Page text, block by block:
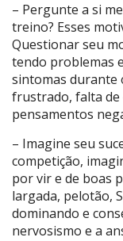
– Pergunte a si
treino? Esses
Questionar seu
tendo problemas
sintomas durante
frustrado, falta
pensamentos
– Imagine seu
competição,
por vir e de boas
largada, pelotão,
dominando e
nervosismo e a